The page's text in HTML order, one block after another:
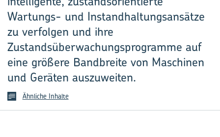
Wartungs- und Instandhaltungsansätze
zu verfolgen und ihre
Zustandsüberwachungsprogramme auf
eine größere Bandbreite von Maschinen
und Geräten auszuweiten.
Ähnliche Inhalte